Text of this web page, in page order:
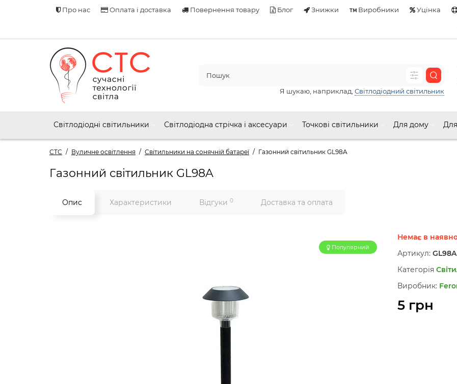
Про нас Оплата і доставка Повернення товару Блог Знижки Виробники Уцінка
Я шукаю, наприклад, Світлодіодний світильник
Світлодіодні світильники Світлодіодна стрічка і аксесуари Точкові світильники Для дому
СТС Вуличне освітлення Світильники на сонячній батареї Газонний світильник GL98A
Газонний світильник GL98A
Опис Характеристики Відгуки 0 Доставка та оплата
Популярний
Немає в
Артикул: GL98A
Категорія
Виробник:
5 грн